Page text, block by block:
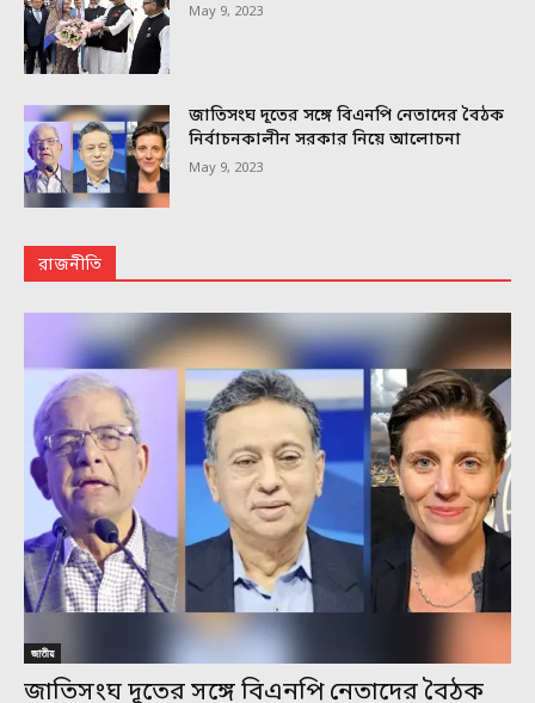
May 9, 2023
জাতিসংঘ দূতের সঙ্গে বিএনপি নেতাদের বৈঠক
নির্বাচনকালীন সরকার নিয়ে আলোচনা
May 9, 2023
রাজনীতি
জাতীয়
জাতিসংঘ দূতের সঙ্গে বিএনপি নেতাদের বৈঠক